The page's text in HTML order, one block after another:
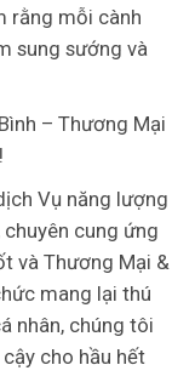
rằng mỗi cành
sung sướng và
– Thương Mại
Vụ năng lượng
cung ứng
và Thương Mại &
mang lại thú
nhân, chúng tôi
cho hầu hết